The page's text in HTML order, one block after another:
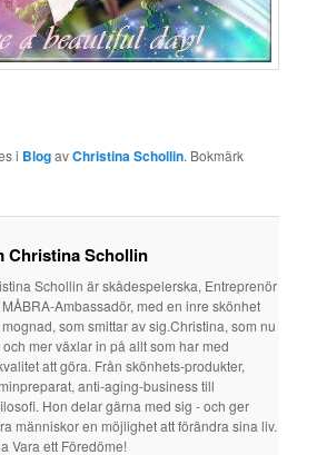
i BlogavChristina Schollin. Bokmärk
Christina Schollin
Schollin är skådespelerska, Entreprenör
Ambassadör, med en inre skönhet
som smittar av sig.Christina, som nu
och mer växlar in på allt som har med
att göra. Från skönhets-produkter,
anti-aging-business till
Hon delar gärna med sig - och ger
människor en möjlighet att förändra sina liv.
Vara ett Föredöme!